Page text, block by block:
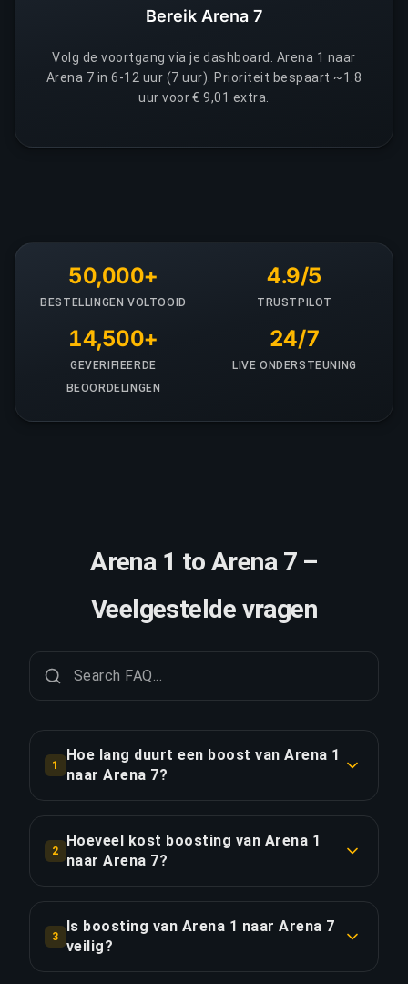
Bereik Arena 7
Volg de voortgang via je dashboard. Arena 1 naar
Arena 7 in 6-12 uur (7 uur). Prioriteit bespaart ~1.8
uur voor € 9,01 extra.
50,000+
BESTELLINGEN VOLTOOID
4.9/5
TRUSTPILOT
14,500+
GEVERIFIEERDE
BEOORDELINGEN
24/7
LIVE ONDERSTEUNING
Arena 1 to Arena 7 –
Veelgestelde vragen
1
Hoe lang duurt een boost van Arena 1
naar Arena 7?
doorgaans 6-12 uur. Met Priority Order is de
levering ongeveer 25% sneller.
2
Hoeveel kost boosting van Arena 1
naar Arena 7?
€45.05 voor de standaardoptie. Priority Order
kost €54.06, en het Full Package met streaming
3
Is boosting van Arena 1 naar Arena 7
veilig?